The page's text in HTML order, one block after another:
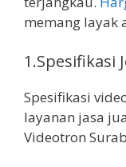
memang layak
1.Spesifikasi
Spesifikasi
layanan jasa
Videotron